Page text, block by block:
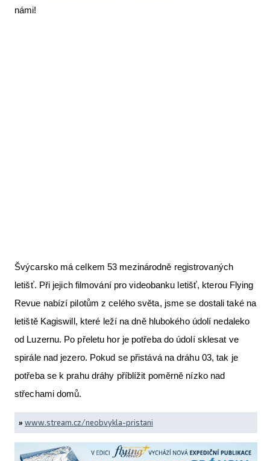
námi!
Švýcarsko má celkem 53 mezinárodně registrovaných
letišť. Při jejich filmování pro videobanku letišť, kterou Flying
Revue nabízí pilotům z celého světa, jsme se dostali také na
letiště Kagiswill, které leží na dně hlubokého údolí nedaleko
od Luzernu. Po přeletu hor je potřeba do údolí sklesat ve
spirále nad jezero. Pokud se přistává na dráhu 03, tak je
potřeba se k prahu dráhy příblížit poměrně nízko nad
střechami domů.
» www.stream.cz/neobvykla-pristani